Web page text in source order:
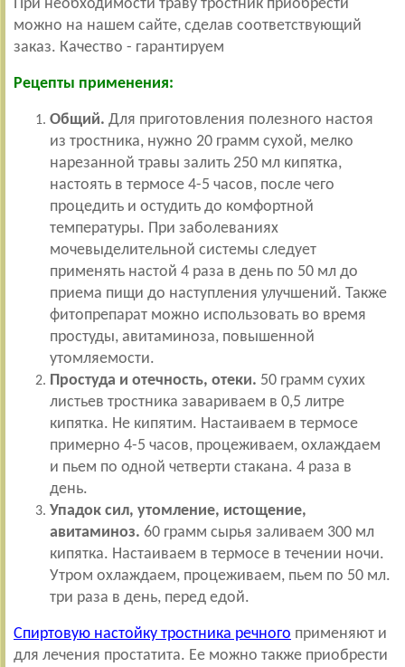
При необходимости траву тростник приобрести
можно на нашем сайте, сделав соответствующий
заказ. Качество - гарантируем
Рецепты применения:
Общий. Для приготовления полезного настоя
из тростника, нужно 20 грамм сухой, мелко
нарезанной травы залить 250 мл кипятка,
настоять в термосе 4-5 часов, после чего
процедить и остудить до комфортной
температуры. При заболеваниях
мочевыделительной системы следует
применять настой 4 раза в день по 50 мл до
приема пищи до наступления улучшений. Также
фитопрепарат можно использовать во время
простуды, авитаминоза, повышенной
утомляемости.
Простуда и отечность, отеки. 50 грамм сухих
листьев тростника завариваем в 0,5 литре
кипятка. Не кипятим. Настаиваем в термосе
примерно 4-5 часов, процеживаем, охлаждаем
и пьем по одной четверти стакана. 4 раза в
день.
Упадок сил, утомление, истощение,
авитаминоз. 60 грамм сырья заливаем 300 мл
кипятка. Настаиваем в термосе в течении ночи.
Утром охлаждаем, процеживаем, пьем по 50 мл.
три раза в день, перед едой.
Спиртовую настойку тростника речного применяют и
для лечения простатита. Ее можно также приобрести